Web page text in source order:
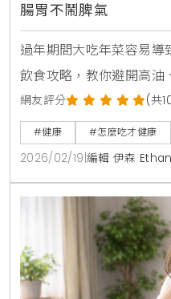
腸胃不鬧脾氣
過年期間大吃年菜容易導
飲食攻略，教你避開高油
擇原型食物並控制份量。
代方案，預防消化不良與
年。
網友評分 (共
#健康 #怎麼吃才健康
2026/02/19 編輯 伊森 Ethan